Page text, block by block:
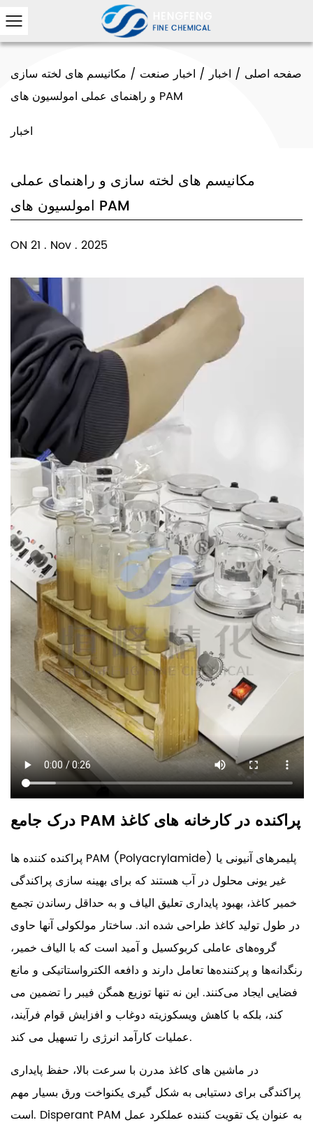
صفحه اصلی / اخبار / اخبار صنعت / مکانیسم های لخته سازی
و راهنمای عملی امولسیون های PAM
اخبار
مکانیسم های لخته سازی و راهنمای عملی
امولسیون های PAM
ON 21 . Nov . 2025
درک جامع PAM پراکنده در کارخانه های کاغذ
پراکنده کننده ها PAM (Polyacrylamide) پلیمرهای آنیونی یا
غیر یونی محلول در آب هستند که برای بهینه سازی پراکندگی
خمیر کاغذ، بهبود پایداری تعلیق الیاف و به حداقل رساندن تجمع
در طول تولید کاغذ طراحی شده اند. ساختار مولکولی آنها حاوی
گروه‌های عاملی کربوکسیل و آمید است که با الیاف خمیر،
رنگدانه‌ها و پرکننده‌ها تعامل دارند و دافعه الکترواستاتیکی و مانع
فضایی ایجاد می‌کنند. این نه تنها توزیع همگن فیبر را تضمین می
کند، بلکه با کاهش ویسکوزیته دوغاب و افزایش قوام فرآیند،
عملیات کارآمد انرژی را تسهیل می کند.
در ماشین های کاغذ مدرن با سرعت بالا، حفظ پایداری
پراکندگی برای دستیابی به شکل گیری یکنواخت ورق بسیار مهم
است. Disperant PAM به عنوان یک تقویت کننده عملکرد عمل